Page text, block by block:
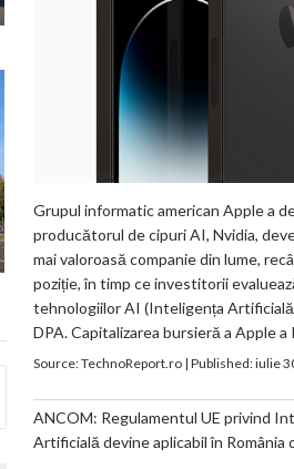
Grupul informatic american Apple a
producătorul de cipuri AI, Nvidia,
mai valoroasă companie din lume,
poziție, în timp ce investitorii
tehnologiilor AI (Inteligența
DPA. Capitalizarea bursieră a Apple a
Source:TechnoReport.ro| Published:iulie
ANCOM: Regulamentul UE privind
Artificială devine aplicabil în România